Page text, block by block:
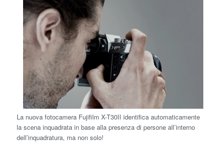
La nuova fotocamera Fujifilm X-T30II identifica automaticamente
la scena inquadrata in base alla presenza di persone all’interno
dell’inquadratura, ma non solo!